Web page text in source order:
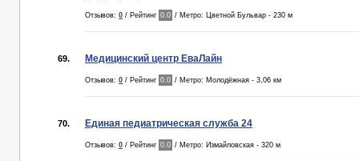
Отзывов: 0 / Рейтинг 0.0 / Метро: Цветной Бульвар - 230 м
69. Медицинский центр ЕваЛайн
Отзывов: 0 / Рейтинг 0.0 / Метро: Молодёжная - 3,06 км
70. Единая педиатрическая служба 24
Отзывов: 0 / Рейтинг 0.0 / Метро: Измайловская - 320 м